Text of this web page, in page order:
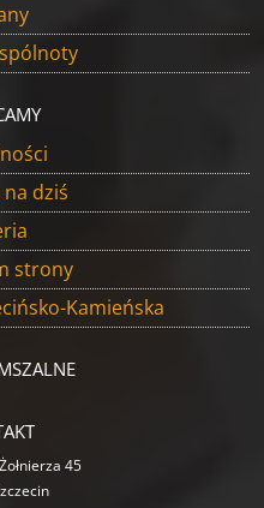
dziś
strony
Kamieńska
45